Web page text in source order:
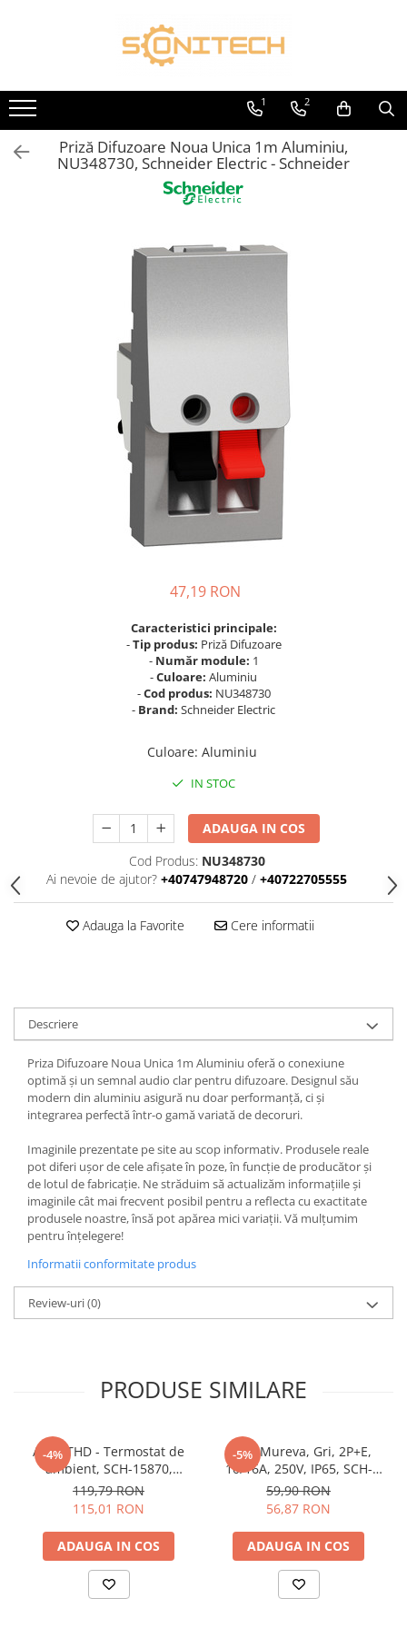
Toate Produsele
FOTOVOLTAICE
Acumulatori
ATS / Comutatoare Transfer
Panouri Fotovoltaice
Sisteme de prindere
Sisteme Fotovoltaice Complete cu
Busbar Șine Conexiuni
Cabluri și accesorii
Cofrete, dulapuri și doze
Cofrete de plastic și accesorii
Coftere metalice și accesorii
Iluminat de Siguranță
Lumini exterioare
Lămpi și componente
Catarge
Montaj Lateral Catarg
Montaj pe acoperis
Paratrăsnete ESE — PDA Integrat
Electric
Piese de adaptare
Prize, întrerupătoare, detectoare
de mișcare și accesorii
Altele
Butoane
Cadre de montaj aparent
Detectoare de mișcare
Prelungitoare, Stechere, Accesorii
Prize de difuzor
Prize internet
Prize multimedia
Prize și fișe industriale
1 2
Priză Difuzoare Noua Unica 1m Aluminiu,
NU348730, Schneider Electric - Schneider
47,19 RON
Caracteristici principale:
-Tip produs: Priză Difuzoare
- Număr module: 1
-Culoare: Aluminiu
-Cod produs: NU348730
- Brand: Schneider Electric
Culoare: Aluminiu
IN STOC
ADAUGA IN COS
Cod Produs: NU348730
Ai nevoie de ajutor? +40747948720 / +40722705555
Adauga la Favorite Cere informatii
Descriere
Priza Difuzoare Noua Unica 1m Aluminiu oferă o conexiune
optimă și un semnal audio clar pentru difuzoare. Designul său
modern din aluminiu asigură nu doar performanță, ci și
integrarea perfectă într-o gamă variată de decoruri.
Imaginile prezentate pe site au scop informativ. Produsele reale
pot diferi ușor de cele afișate în poze, în funcție de producător și
de lotul de fabricație. Ne străduim să actualizăm informațiile și
imaginile cât mai frecvent posibil pentru a reflecta cu exactitate
produsele noastre, însă pot apărea mici variații. Vă mulțumim
pentru înțelegere!
Informatii conformitate produs
Review-uri(0)
PRODUSE SIMILARE
-4%
Acti9 THD - Termostat de
ambient, SCH-15870,
Schneider Electric -
Schneider
119,79 RON
115,01 RON
ADAUGA IN COS
-5%
Priza Mureva, Gri, 2P+E,
10/16A, 250V, IP65, SCH-
81141, Schneider Electric -
Schneider
59,90 RON
56,87 RON
ADAUGA IN COS